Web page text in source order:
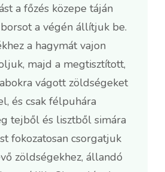
a főzés közepe táján
a végén állítjuk be.
a hagymát vajon
majd a megtisztított,
vágott zöldségeket
és csak félpuhára
tejből és lisztből simára
fokozatosan csorgatjuk
zöldségekhez, állandó